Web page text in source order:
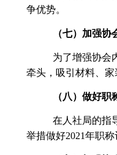
争优势。
（七） 加强协
为了增强协会
牵头，吸引材料、
（八） 做好职
在人社局的指
举措做好2021年职